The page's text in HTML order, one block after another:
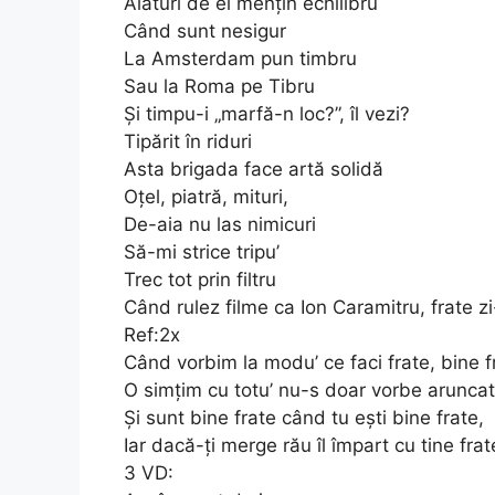
Când sunt nesigur
La Amsterdam pun timbru
Sau la Roma pe Tibru
Și timpu-i „marfă-n loc?”, îl vezi?
Tipărit în riduri
Asta brigada face artă solidă
Oțel, piatră, mituri,
De-aia nu las nimicuri
Să-mi strice tripu’
Trec tot prin filtru
Când rulez filme ca Ion Caramitru, frate
Ref:2x
Când vorbim la modu’ ce faci frate, bine
O simțim cu totu’ nu-s doar vorbe
Și sunt bine frate când tu ești bine frate,
Iar dacă-ți merge rău îl împart cu tine
3 VD: